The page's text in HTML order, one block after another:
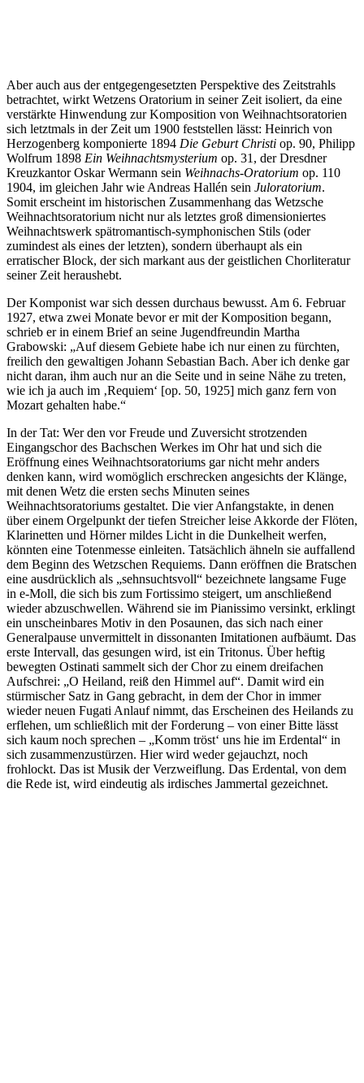
Aber auch aus der entgegengesetzten Perspektive des Zeitstrahls
betrachtet, wirkt Wetzens Oratorium in seiner Zeit isoliert, da eine
verstärkte Hinwendung zur Komposition von Weihnachtsoratorien
sich letztmals in der Zeit um 1900 feststellen lässt: Heinrich von
Herzogenberg komponierte 1894 Die Geburt Christi op. 90, Philipp
Wolfrum 1898 Ein Weihnachtsmysterium op. 31, der Dresdner
Kreuzkantor Oskar Wermann sein Weihnachs-Oratorium op. 110
1904, im gleichen Jahr wie Andreas Hallén sein Juloratorium.
Somit erscheint im historischen Zusammenhang das Wetzsche
Weihnachtsoratorium nicht nur als letztes groß dimensioniertes
Weihnachtswerk spätromantisch-symphonischen Stils (oder
zumindest als eines der letzten), sondern überhaupt als ein
erratischer Block, der sich markant aus der geistlichen Chorliteratur
seiner Zeit heraushebt.
Der Komponist war sich dessen durchaus bewusst. Am 6. Februar
1927, etwa zwei Monate bevor er mit der Komposition begann,
schrieb er in einem Brief an seine Jugendfreundin Martha
Grabowski: „Auf diesem Gebiete habe ich nur einen zu fürchten,
freilich den gewaltigen Johann Sebastian Bach. Aber ich denke gar
nicht daran, ihm auch nur an die Seite und in seine Nähe zu treten,
wie ich ja auch im ‚Requiem‘ [op. 50, 1925] mich ganz fern von
Mozart gehalten habe.“
In der Tat: Wer den vor Freude und Zuversicht strotzenden
Eingangschor des Bachschen Werkes im Ohr hat und sich die
Eröffnung eines Weihnachtsoratoriums gar nicht mehr anders
denken kann, wird womöglich erschrecken angesichts der Klänge,
mit denen Wetz die ersten sechs Minuten seines
Weihnachtsoratoriums gestaltet. Die vier Anfangstakte, in denen
über einem Orgelpunkt der tiefen Streicher leise Akkorde der Flöten,
Klarinetten und Hörner mildes Licht in die Dunkelheit werfen,
könnten eine Totenmesse einleiten. Tatsächlich ähneln sie auffallend
dem Beginn des Wetzschen Requiems. Dann eröffnen die Bratschen
eine ausdrücklich als „sehnsuchtsvoll“ bezeichnete langsame Fuge
in e-Moll, die sich bis zum Fortissimo steigert, um anschließend
wieder abzuschwellen. Während sie im Pianissimo versinkt, erklingt
ein unscheinbares Motiv in den Posaunen, das sich nach einer
Generalpause unvermittelt in dissonanten Imitationen aufbäumt. Das
erste Intervall, das gesungen wird, ist ein Tritonus. Über heftig
bewegten Ostinati sammelt sich der Chor zu einem dreifachen
Aufschrei: „O Heiland, reiß den Himmel auf“. Damit wird ein
stürmischer Satz in Gang gebracht, in dem der Chor in immer
wieder neuen Fugati Anlauf nimmt, das Erscheinen des Heilands zu
erflehen, um schließlich mit der Forderung – von einer Bitte lässt
sich kaum noch sprechen – „Komm tröst‘ uns hie im Erdental“ in
sich zusammenzustürzen. Hier wird weder gejauchzt, noch
frohlockt. Das ist Musik der Verzweiflung. Das Erdental, von dem
die Rede ist, wird eindeutig als irdisches Jammertal gezeichnet.